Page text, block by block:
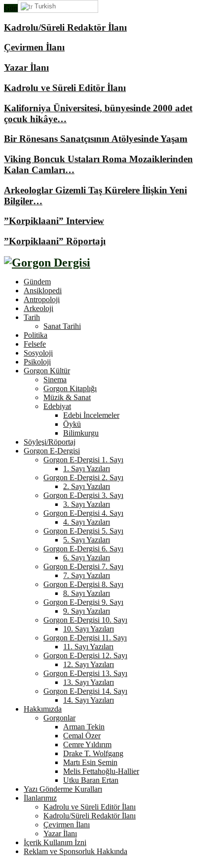
Gündemimizde Ne Var?
Kadrolu/Süreli Redaktör İlanı
Çevirmen İlanı
Yazar İlanı
Kadrolu ve Süreli Editör İlanı
Kaliforniya Üniversitesi, bünyesinde 2000 adet
çocuk hikâye…
Bir Rönesans Sanatçısının Atölyesinde Yaşam
Viking Boncuk Ustaları Roma Mozaiklerinden
Kalan Camları…
Arkeologlar Gizemli Taş Kürelere İlişkin Yeni
Bilgiler…
”Korpiklaani” Interview
”Korpiklaani” Röportajı
Gündem
Ansiklopedi
Antropoloji
Arkeoloji
Tarih
Sanat Tarihi
Politika
Felsefe
Sosyoloji
Psikoloji
Gorgon Kültür
Sinema
Gorgon Kitaplığı
Müzik & Sanat
Edebiyat
Edebi İncelemeler
Öykü
Bilimkurgu
Söyleşi/Röportaj
Gorgon E-Dergisi
Gorgon E-Dergisi 1. Sayı
1. Sayı Yazıları
Gorgon E-Dergisi 2. Sayı
2. Sayı Yazıları
Gorgon E-Dergisi 3. Sayı
3. Sayı Yazıları
Gorgon E-Dergisi 4. Sayı
4. Sayı Yazıları
Gorgon E-Dergisi 5. Sayı
5. Sayı Yazıları
Gorgon E-Dergisi 6. Sayı
6. Sayı Yazıları
Gorgon E-Dergisi 7. Sayı
7. Sayı Yazıları
Gorgon E-Dergisi 8. Sayı
8. Sayı Yazıları
Gorgon E-Dergisi 9. Sayı
9. Sayı Yazıları
Gorgon E-Dergisi 10. Sayı
10. Sayı Yazıları
Gorgon E-Dergisi 11. Sayı
11. Sayı Yazıları
Gorgon E-Dergisi 12. Sayı
12. Sayı Yazıları
Gorgon E-Dergisi 13. Sayı
13. Sayı Yazıları
Gorgon E-Dergisi 14. Sayı
14. Sayı Yazıları
Hakkımızda
Gorgonlar
Arman Tekin
Cemal Özer
Cemre Yıldırım
Drake T. Wolfgang
Martı Esin Şemin
Melis Fettahoğlu-Hallier
Utku Baran Ertan
Yazı Gönderme Kuralları
İlanlarımız
Kadrolu ve Süreli Editör İlanı
Kadrolu/Süreli Redaktör İlanı
Çevirmen İlanı
Yazar İlanı
İçerik Kullanım İzni
Reklam ve Sponsorluk Hakkında
Turkish